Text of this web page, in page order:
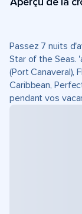
Passez 7 nuits
Star of the Seas.
(Port Canaveral),
Caribbean,
pendant vos